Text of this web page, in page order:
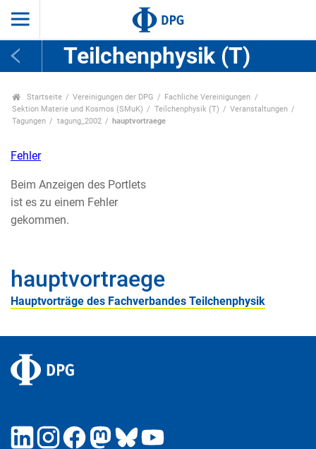
Teilchenphysik (T)
Startseite Vereinigungen der DPG
Fachliche Vereinigungen
Sektion Materie und Kosmos (SMuK)
Teilchenphysik (T)
Veranstaltungen
Tagungen
tagung_2002 hauptvortraege
Fehler
Beim Anzeigen des Portlets
ist es zu einem Fehler
gekommen.
hauptvortraege
Hauptvorträge des Fachverbandes Teilchenphysik